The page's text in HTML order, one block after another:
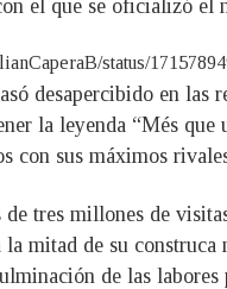
el que se oficializó el
status/
desapercibido en las
la leyenda “Més
con sus máximos
tres millones de
la mitad de su
de las